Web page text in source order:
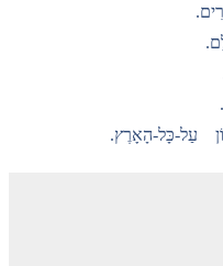
עַל-כָּל-הָאָרֶץ.